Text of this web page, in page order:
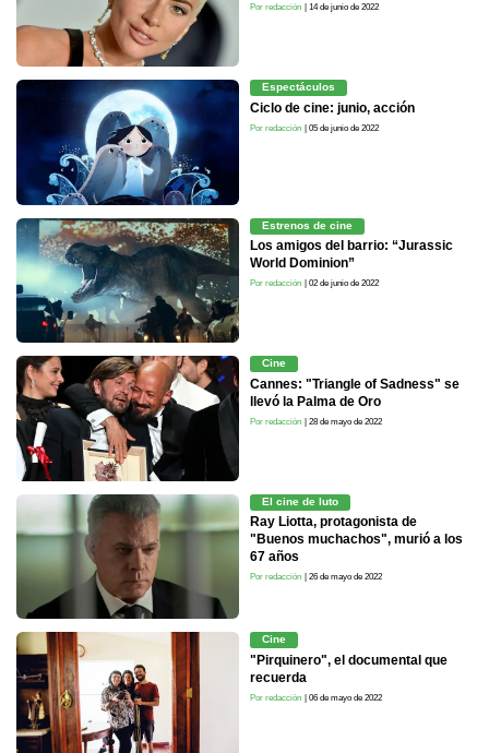
Por redacción | 14 de junio de 2022
Espectáculos
Ciclo de cine: junio, acción
Por redacción | 05 de junio de 2022
Estrenos de cine
Los amigos del barrio: “Jurassic
World Dominion”
Por redacción | 02 de junio de 2022
Cine
Cannes: "Triangle of Sadness" se
llevó la Palma de Oro
Por redacción | 28 de mayo de 2022
El cine de luto
Ray Liotta, protagonista de
"Buenos muchachos", murió a los
67 años
Por redacción | 26 de mayo de 2022
Cine
"Pirquinero", el documental que
recuerda
Por redacción | 06 de mayo de 2022